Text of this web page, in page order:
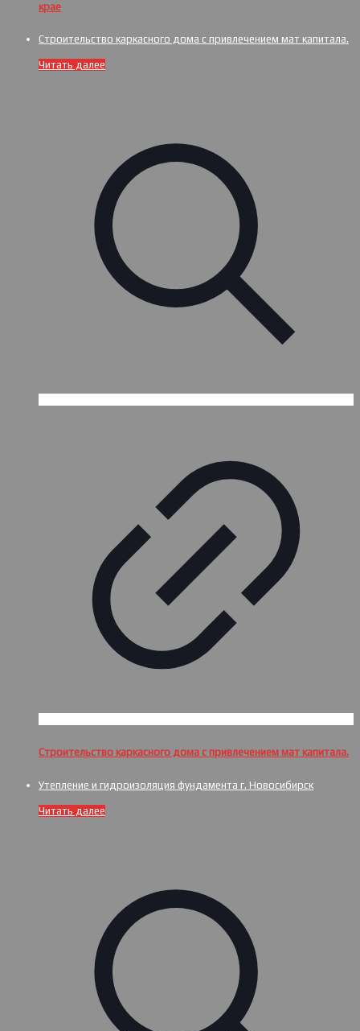
крае
Строительство каркасного дома с привлечением мат капитала.
Читать далее
Строительство каркасного дома с привлечением мат капитала.
Утепление и гидроизоляция фундамента г. Новосибирск
Читать далее